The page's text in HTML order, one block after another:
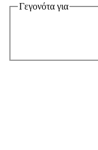
Γεγονότα για